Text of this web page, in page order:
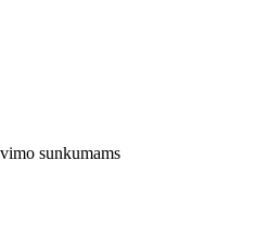
sunkumams